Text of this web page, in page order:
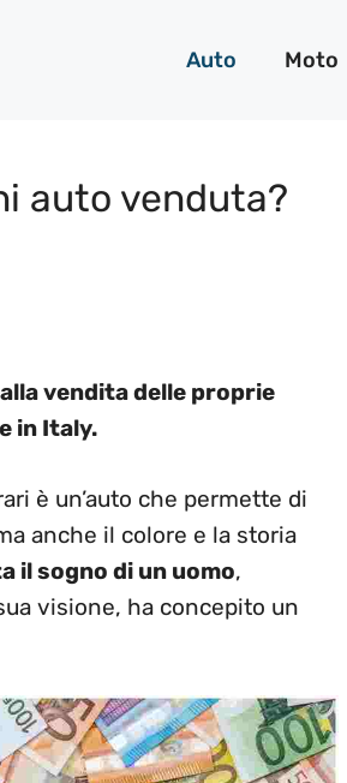
Auto Moto
auto venduta?
vendita delle proprie
in Italy.
è un’auto che permette di
anche il colore e la storia
il sogno di un uomo,
visione, ha concepito un